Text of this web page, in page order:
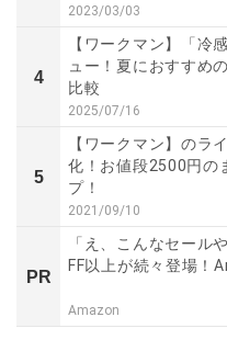
2023/03/03
4
【ワークマン】「冷
ュー！夏におすすめ
比較
2025/07/16
5
【ワークマン】のラ
化！お値段2500円の
プ！
2021/09/10
PR
「え、こんなセール
FF以上が続々登場！
Amazon